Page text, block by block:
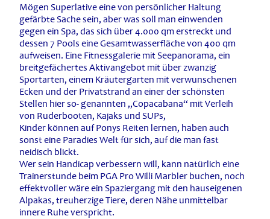
Mögen Superlative eine von persönlicher Haltung
gefärbte Sache sein, aber was soll man einwenden
gegen ein Spa, das sich über 4.000 qm erstreckt und
dessen 7 Pools eine Gesamtwasserfläche von 400 qm
aufweisen. Eine Fitnessgalerie mit Seepanorama, ein
breitgefächertes Aktivangebot mit über zwanzig
Sportarten, einem Kräutergarten mit verwunschenen
Ecken und der Privatstrand an einer der schönsten
Stellen hier so- genannten „Copacabana“ mit Verleih
von Ruderbooten, Kajaks und SUPs,
Kinder können auf Ponys Reiten lernen, haben auch
sonst eine Paradies Welt für sich, auf die man fast
neidisch blickt.
Wer sein Handicap verbessern will, kann natürlich eine
Trainerstunde beim PGA Pro Willi Marbler buchen, noch
effektvoller wäre ein Spaziergang mit den hauseigenen
Alpakas, treuherzige Tiere, deren Nähe unmittelbar
innere Ruhe verspricht.